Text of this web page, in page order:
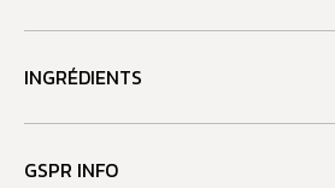
INGRÉDIENTS
GSPR INFO